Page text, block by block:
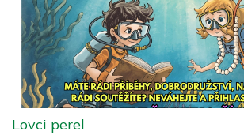
Lovci perel